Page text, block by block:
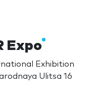
Expo
Exhibition
Ulitsa 16